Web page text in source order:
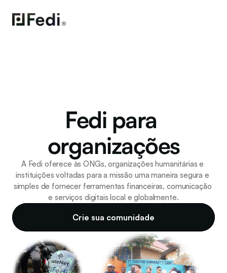
Fedi para
organizações
A Fedi oferece às ONGs, organizações humanitárias e
instituições voltadas para a missão uma maneira segura e
simples de fornecer ferramentas financeiras, comunicação
e serviços digitais local e globalmente.
Crie sua comunidade